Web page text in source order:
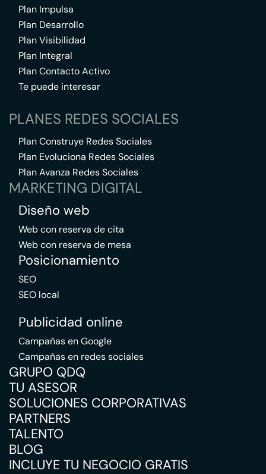
Plan Impulsa
Plan Desarrollo
Plan Visibilidad
Plan Integral
Plan Contacto Activo
Te puede interesar
PLANES REDES SOCIALES
Plan Construye Redes Sociales
Plan Evoluciona Redes Sociales
Plan Avanza Redes Sociales
MARKETING DIGITAL
Diseño web
Web con reserva de cita
Web con reserva de mesa
Posicionamiento
SEO
SEO local
Publicidad online
Campañas en Google
Campañas en redes sociales
GRUPO QDQ
TU ASESOR
SOLUCIONES CORPORATIVAS
PARTNERS
TALENTO
BLOG
INCLUYE TU NEGOCIO GRATIS